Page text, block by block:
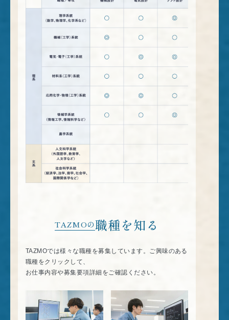
くっていきましょう！皆さんとお会いできる日
を楽しみにしています。
TAZMOの職種を知る
TAZMOでは様々な職種を募集しています。ご興味のある
職種をクリックして、
お仕事内容や募集要項詳細をご確認ください。